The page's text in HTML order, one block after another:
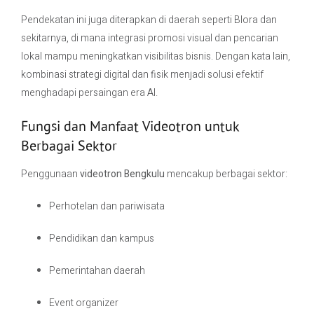
Pendekatan ini juga diterapkan di daerah seperti Blora dan
sekitarnya, di mana integrasi promosi visual dan pencarian
lokal mampu meningkatkan visibilitas bisnis. Dengan kata lain,
kombinasi strategi digital dan fisik menjadi solusi efektif
menghadapi persaingan era AI.
Fungsi dan Manfaat Videotron untuk
Berbagai Sektor
Penggunaanvideotron Bengkulu mencakup berbagai sektor:
Perhotelan dan pariwisata
Pendidikan dan kampus
Pemerintahan daerah
Event organizer